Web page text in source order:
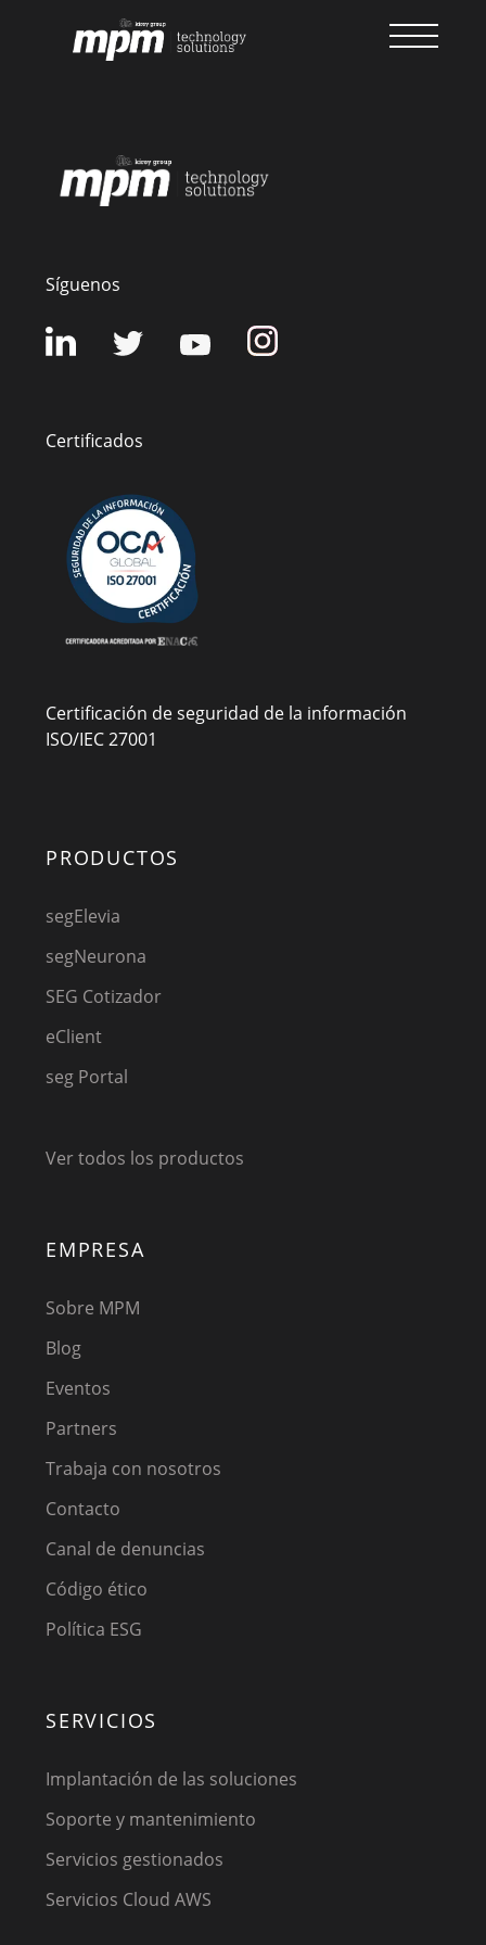
Síguenos
Certificados
Certificación de seguridad de la información
ISO/IEC 27001
PRODUCTOS
segElevia
segNeurona
SEG Cotizador
eClient
seg Portal
Ver todos los productos
EMPRESA
Sobre MPM
Blog
Eventos
Partners
Trabaja con nosotros
Contacto
Canal de denuncias
Código ético
Política ESG
SERVICIOS
Implantación de las soluciones
Soporte y mantenimiento
Servicios gestionados
Servicios Cloud AWS